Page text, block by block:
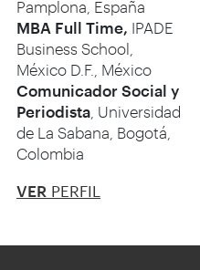
Pamplona, España
MBA Full Time, IPADE
Business School,
México D.F., México
Comunicador Social y
Periodista , Universidad
de La Sabana, Bogotá,
Colombia
VER PERFIL